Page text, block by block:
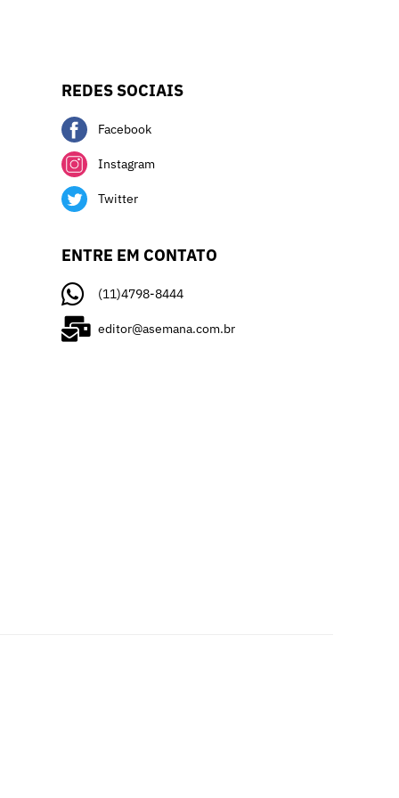
REDES SOCIAIS
Facebook
Instagram
Twitter
ENTRE EM CONTATO
(11)4798-8444
editor@asemana.com.br